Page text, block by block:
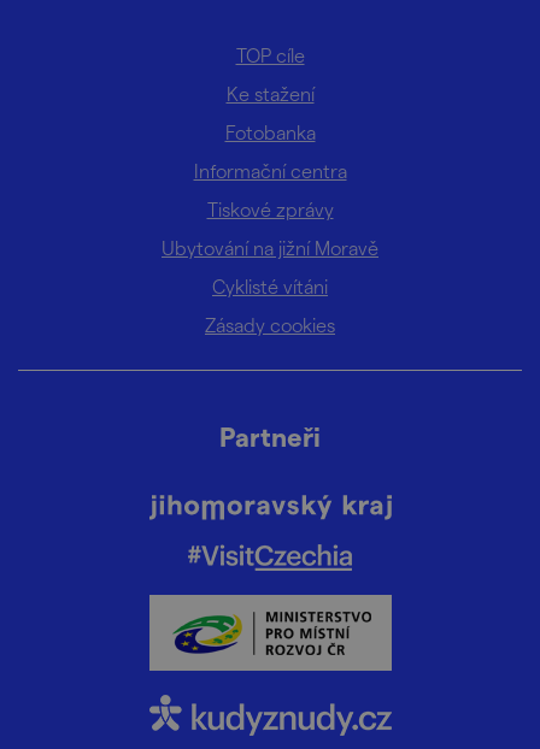
TOP cíle
Ke stažení
Fotobanka
Informační centra
Tiskové zprávy
Ubytování na jižní Moravě
Cyklisté vítáni
Zásady cookies
Partneři